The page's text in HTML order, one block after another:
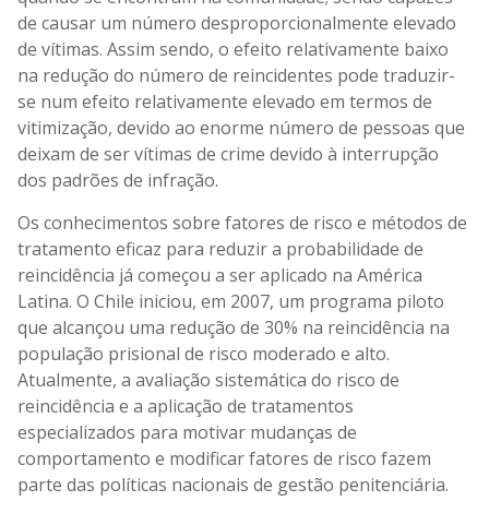
de causar um número desproporcionalmente elevado
de vítimas. Assim sendo, o efeito relativamente baixo
na redução do número de reincidentes pode traduzir-
se num efeito relativamente elevado em termos de
vitimização, devido ao enorme número de pessoas que
deixam de ser vítimas de crime devido à interrupção
dos padrões de infração.
Os conhecimentos sobre fatores de risco e métodos de
tratamento eficaz para reduzir a probabilidade de
reincidência já começou a ser aplicado na América
Latina. O Chile iniciou, em 2007, um programa piloto
que alcançou uma redução de 30% na reincidência na
população prisional de risco moderado e alto.
Atualmente, a avaliação sistemática do risco de
reincidência e a aplicação de tratamentos
especializados para motivar mudanças de
comportamento e modificar fatores de risco fazem
parte das políticas nacionais de gestão penitenciária.